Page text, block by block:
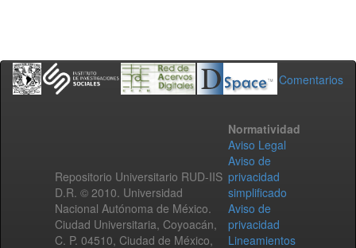
Comentarios
Repositorio Universitario RUD-IIS
D.R. © 2010. Universidad
Nacional Autónoma de México.
Ciudad Universitaria, Coyoacán,
C. P. 04510, Ciudad de México,
Normatividad
Aviso Legal
Aviso de
privacidad
simplificado
Aviso de
privacidad
Lineamientos